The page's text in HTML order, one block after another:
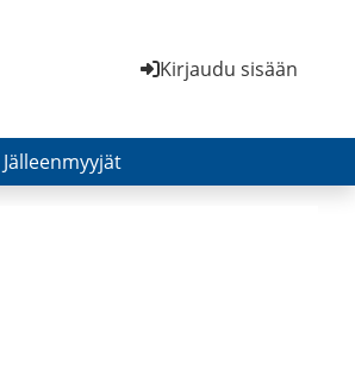
Kirjaudu sisään
Jälleenmyyjät